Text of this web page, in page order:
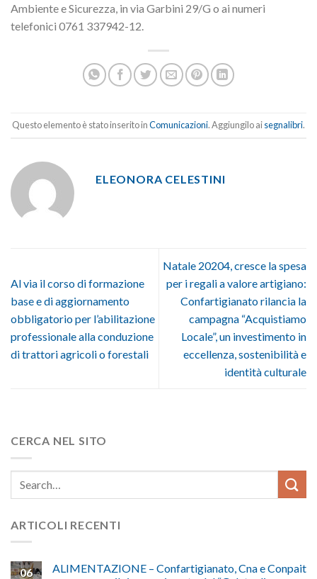
Ambiente e Sicurezza, in via Garbini 29/G o ai numeri
telefonici 0761 337942-12.
Questo elemento è stato inserito inComunicazioni. Aggiungilo aisegnalibri.
ELEONORA CELESTINI
Al via il corso di formazione
base e di aggiornamento
obbligatorio per l’abilitazione
professionale alla conduzione
di trattori agricoli o forestali
Natale 20204, cresce la spesa
per i regali a valore artigiano:
Confartigianato rilancia la
campagna “Acquistiamo
Locale”, un investimento in
eccellenza, sostenibilità e
identità culturale
CERCA NEL SITO
ARTICOLI RECENTI
06
ALIMENTAZIONE – Confartigianato, Cna e Conpait